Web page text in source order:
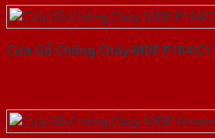
Cửa Gỗ Chống Cháy MDF P1R4 C1